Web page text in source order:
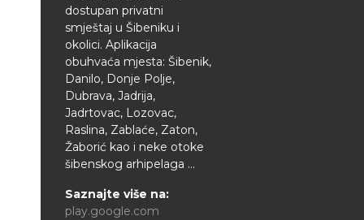
dostupan privatni
smještaj u Šibeniku i
okolici. Aplikacija
obuhvaća mjesta: Šibenik,
Danilo, Donje Polje,
Dubrava, Jadrija,
Jadrtovac, Lozovac,
Raslina, Zablaće, Zaton,
Žaborić kao i neke otoke
šibenskog arhipelaga ...
Saznajte više na:
play.google.com